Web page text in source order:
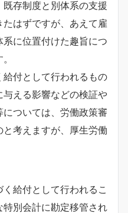
存制度と別体系の支援
はずですが、あえて雇
に位置付けた趣旨につ
付として行われるもの
える影響などの検証や
ついては、労働政策審
考えますが、厚生労働
給付として行われるこ
特別会計に勘定移管され